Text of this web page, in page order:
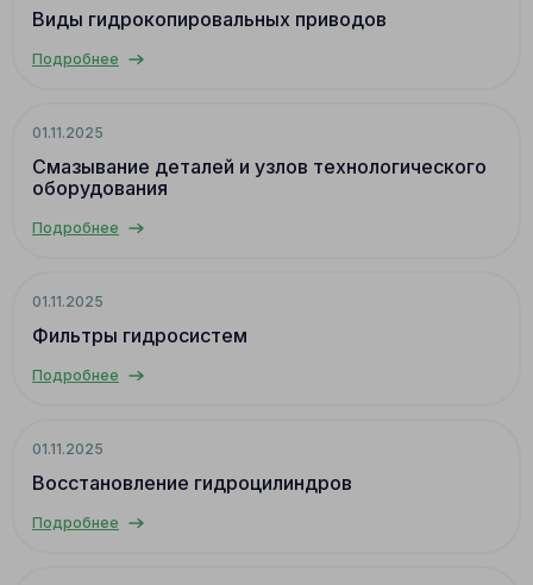
Виды гидрокопировальных приводов
Подробнее
01.11.2025
Смазывание деталей и узлов технологического
оборудования
Подробнее
01.11.2025
Фильтры гидросистем
Подробнее
01.11.2025
Восстановление гидроцилиндров
Подробнее